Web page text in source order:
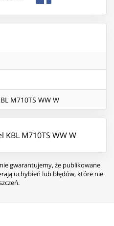
M710TS WW W
M710TS WW W
gwarantujemy, że publikowane
uchybień lub błędów, które nie